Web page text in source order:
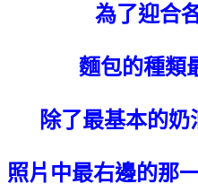
為了迎合
麵包的種類
除了最基本的
照片中最右邊的那